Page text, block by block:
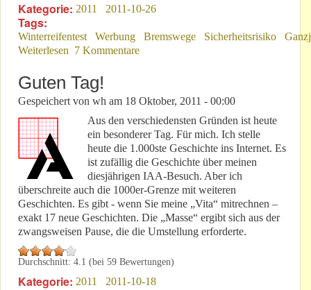
Kategorie: 2011 2011-10-26
Tags:
Winterreifentest Werbung Bremswege Sicherheitsrisiko
Weiterlesen über Winterreifenhysterie 2011
7 Kommentare
Guten Tag!
Gespeichert von wh am 18 Oktober, 2011 - 00:00
Aus den verschiedensten Gründen ist heute
ein besonderer Tag. Für mich. Ich stelle
heute die 1.000ste Geschichte ins Internet. Es
ist zufällig die Geschichte über meinen
diesjährigen IAA-Besuch. Aber ich
überschreite auch die 1000er-Grenze mit weiteren
Geschichten. Es gibt - wenn Sie meine „Vita“ mitrechnen –
exakt 17 neue Geschichten. Die „Masse“ ergibt sich aus der
zwangsweisen Pause, die die Umstellung erforderte.
Durchschnitt: 4.1 (bei 59 Bewertungen)
Kategorie: 2011 2011-10-18